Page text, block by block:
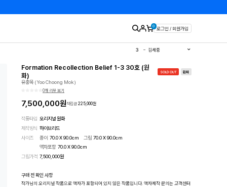
0 로그인 / 회원가입
2
김경희
3
김세중
6
이왈종
에바알머슨
Formation Recollection Belief 1-3 30호 (원
화)
SOLD OUT 원화
유충목 (Yoo Choong Mok)
0개 리뷰 보기
7,500,000원적립금 225,000원
작품타입 오리지널 원화
제작방식 하이브리드
사이즈
종이 70.0 X 90.0cm 그림 70.0 X 90.0cm
액자포함 70.0X90.0cm
그림가격 7,500,000원
구매 전 확인 사항
작가님의 오리지널 작품으로 액자가 포함되어 있지 않은 작품입니다. 액자제작 문의는 고객센터